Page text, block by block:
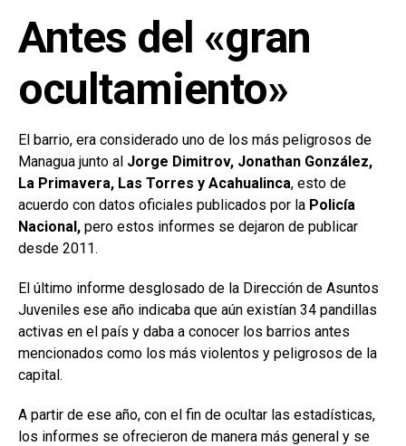
Antes del «gran
ocultamiento»
El barrio, era considerado uno de los más peligrosos de
Managua junto al Jorge Dimitrov, Jonathan González,
La Primavera, Las Torres y Acahualinca, esto de
acuerdo con datos oficiales publicados por la Policía
Nacional, pero estos informes se dejaron de publicar
desde 2011.
El último informe desglosado de la Dirección de Asuntos
Juveniles ese año indicaba que aún existían 34 pandillas
activas en el país y daba a conocer los barrios antes
mencionados como los más violentos y peligrosos de la
capital.
A partir de ese año, con el fin de ocultar las estadísticas,
los informes se ofrecieron de manera más general y se